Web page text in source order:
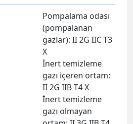
Pompalama odası
(pompalanan
gazlar): II 2G IIC T3
X
İnert temizleme
gazı içeren ortam:
II 2G IIB T4 X
İnert temizleme
gazı olmayan